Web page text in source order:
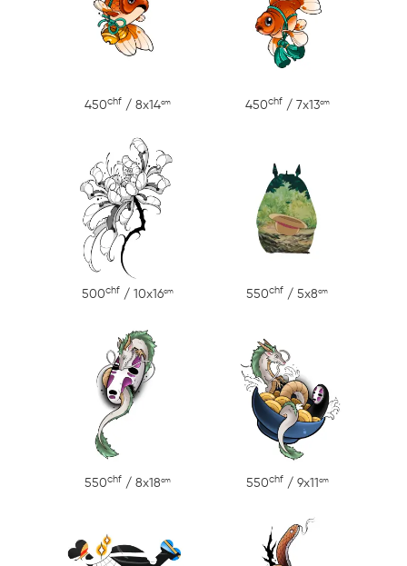
450chf / 8x14cm 450chf / 7x13cm
500chf / 10x16cm 550chf / 5x8cm
550chf / 8x18cm 550chf / 9x11 cm